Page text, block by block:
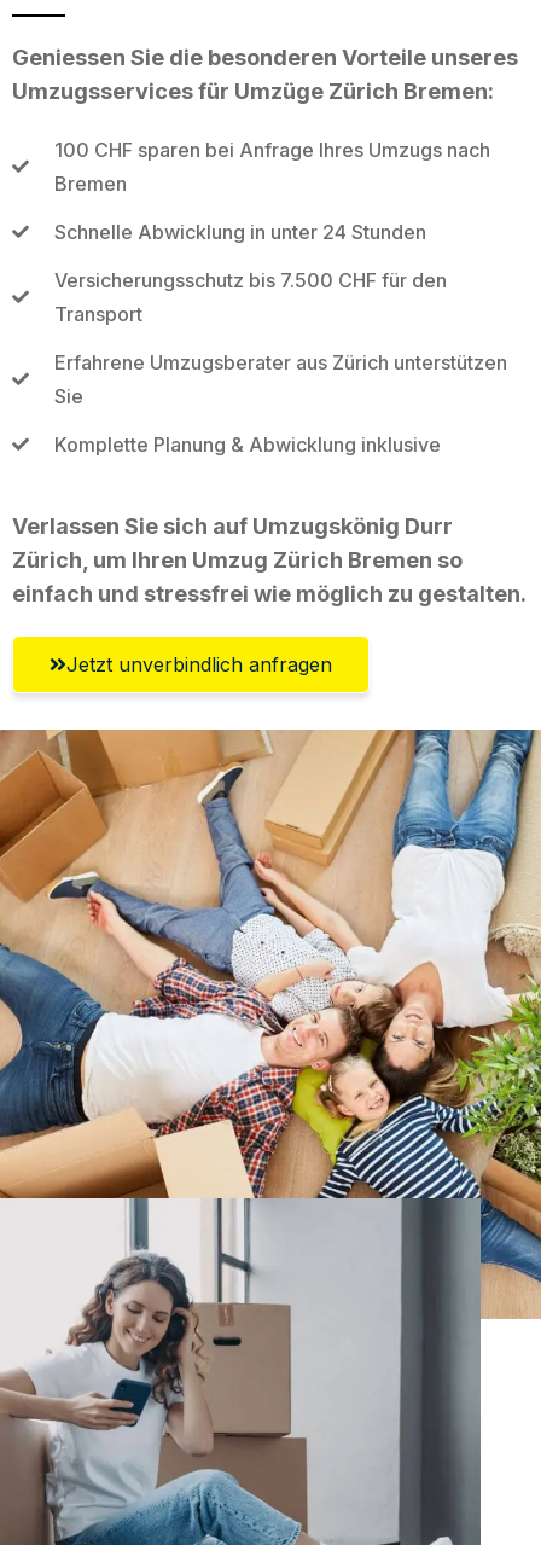
Geniessen Sie die besonderen Vorteile unseres
Umzugsservices für Umzüge Zürich Bremen:
100 CHF sparen bei Anfrage Ihres Umzugs nach
Bremen
Schnelle Abwicklung in unter 24 Stunden
Versicherungsschutz bis 7.500 CHF für den
Transport
Erfahrene Umzugsberater aus Zürich unterstützen
Sie
Komplette Planung & Abwicklung inklusive
Verlassen Sie sich auf Umzugskönig Durr
Zürich, um Ihren Umzug Zürich Bremen so
einfach und stressfrei wie möglich zu gestalten.
Jetzt unverbindlich anfragen